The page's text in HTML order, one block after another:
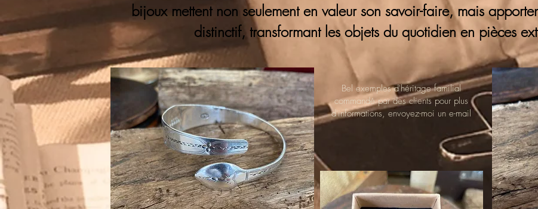
bijoux mettent non seulement en valeur son savoir-faire, mais
distinctif, transformant les objets du quotidien en pièces
Bel exemples d'héritage familial
commandé par des clients pour plus
d'informations, envoyez-moi un e-mail